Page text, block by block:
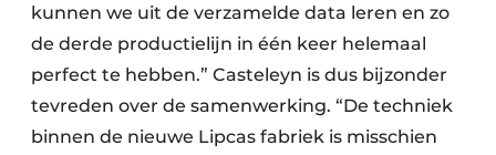
kunnen we uit de verzamelde data leren en zo
de derde productielijn in één keer helemaal
perfect te hebben.” Casteleyn is dus bijzonder
tevreden over de samenwerking. “De techniek
binnen de nieuwe Lipcas fabriek is misschien